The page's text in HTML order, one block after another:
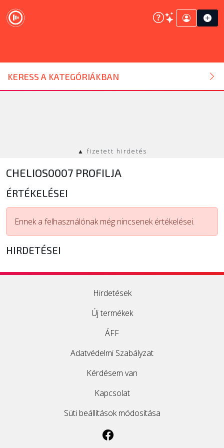
KERESS A KATEGÓRIÁKBAN
DJ ESZKÖZ
HANGTECHNIKA
ÚJ TERMÉKEK
▲ fizetett hirdetés
CHELIOS0007 PROFILJA
ÉRTÉKELÉSEI
Ennek a felhasználónak még nincsenek értékelései.
HIRDETÉSEI
Hirdetések
Új termékek
ÁFF
Adatvédelmi Szabályzat
Kérdésem van
Kapcsolat
Süti beállítások módosítása